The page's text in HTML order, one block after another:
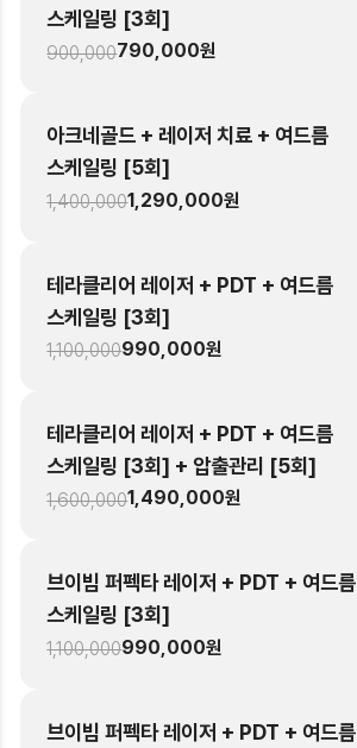
스케일링 [3회]
900,000790,000원
아크네골드 + 레이저 치료 + 여드름
스케일링 [5회]
1,400,0001,290,000원
테라클리어 레이저 + PDT + 여드름
스케일링 [3회]
1,100,000990,000원
테라클리어 레이저 + PDT + 여드름
스케일링 [3회] + 압출관리 [5회]
1,600,0001,490,000원
브이빔 퍼펙타 레이저 + PDT + 여드름
스케일링 [3회]
1,100,000990,000원
브이빔 퍼펙타 레이저 + PDT + 여드름